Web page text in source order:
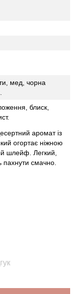
мед, чорна
блиск,
аромат із
огортає ніжною
шлейф. Легкий,
пахнути смачно.